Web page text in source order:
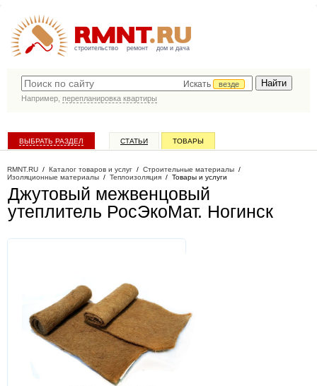
строительство ремонт дом и дача
Искать
везде
Например, перепланировка квартиры
ВЫБРАТЬ РАЗДЕЛ СТАТЬИ ТОВАРЫ
RMNT.RU / Каталог товаров и услуг / Строительные материалы /
Изоляционные материалы / Теплоизоляция / Товары и услуги
Джутовый межвенцовый
утеплитель РосЭкоМат. Ногинск